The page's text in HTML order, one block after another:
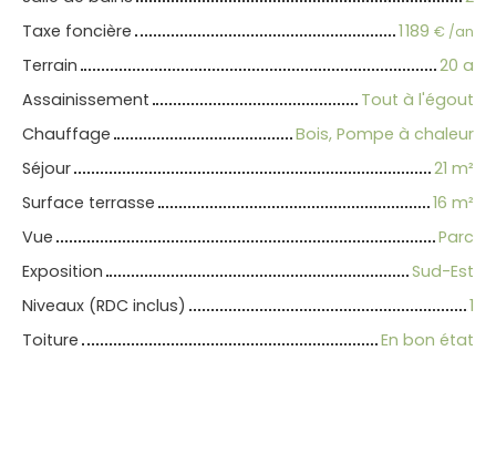
Taxe foncière
1 189 € /an
Terrain
20 a
Assainissement
Tout à l'égout
Chauffage
Bois, Pompe à chaleur
Séjour
21 m²
Surface terrasse
16 m²
Vue
Parc
Exposition
Sud-Est
Niveaux (RDC inclus)
1
Toiture
En bon état